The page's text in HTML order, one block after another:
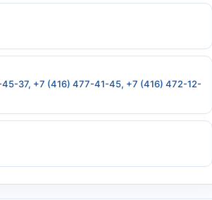
37, +7 (416) 477-41-45, +7 (416) 472-12-